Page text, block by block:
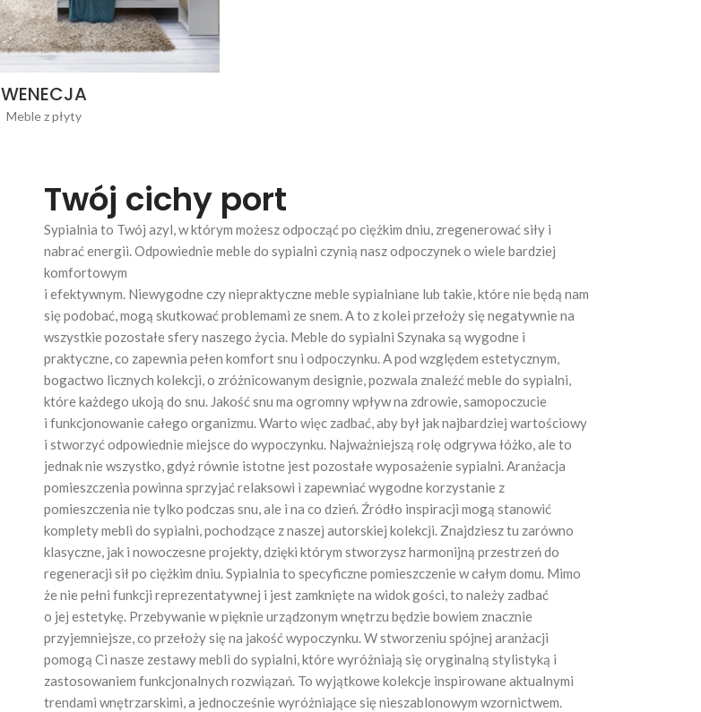
WENECJA
Meble z płyty
Twój cichy port
Sypialnia to Twój azyl, w którym możesz odpocząć po ciężkim dniu, zregenerować siły i
nabrać energii. Odpowiednie meble do sypialni czynią nasz odpoczynek o wiele bardziej
komfortowym
i efektywnym. Niewygodne czy niepraktyczne meble sypialniane lub takie, które nie będą nam
się podobać, mogą skutkować problemami ze snem. A to z kolei przełoży się negatywnie na
wszystkie pozostałe sfery naszego życia. Meble do sypialni Szynaka są wygodne i
praktyczne, co zapewnia pełen komfort snu i odpoczynku. A pod względem estetycznym,
bogactwo licznych kolekcji, o zróżnicowanym designie, pozwala znaleźć meble do sypialni,
które każdego ukoją do snu. Jakość snu ma ogromny wpływ na zdrowie, samopoczucie
i funkcjonowanie całego organizmu. Warto więc zadbać, aby był jak najbardziej wartościowy
i stworzyć odpowiednie miejsce do wypoczynku. Najważniejszą rolę odgrywa łóżko, ale to
jednak nie wszystko, gdyż równie istotne jest pozostałe wyposażenie sypialni. Aranżacja
pomieszczenia powinna sprzyjać relaksowi i zapewniać wygodne korzystanie z
pomieszczenia nie tylko podczas snu, ale i na co dzień. Źródło inspiracji mogą stanowić
komplety mebli do sypialni, pochodzące z naszej autorskiej kolekcji. Znajdziesz tu zarówno
klasyczne, jak i nowoczesne projekty, dzięki którym stworzysz harmonijną przestrzeń do
regeneracji sił po ciężkim dniu. Sypialnia to specyficzne pomieszczenie w całym domu. Mimo
że nie pełni funkcji reprezentatywnej i jest zamknięte na widok gości, to należy zadbać
o jej estetykę. Przebywanie w pięknie urządzonym wnętrzu będzie bowiem znacznie
przyjemniejsze, co przełoży się na jakość wypoczynku. W stworzeniu spójnej aranżacji
pomogą Ci nasze zestawy mebli do sypialni, które wyróżniają się oryginalną stylistyką i
zastosowaniem funkcjonalnych rozwiązań. To wyjątkowe kolekcje inspirowane aktualnymi
trendami wnętrzarskimi, a jednocześnie wyróżniające się nieszablonowym wzornictwem.